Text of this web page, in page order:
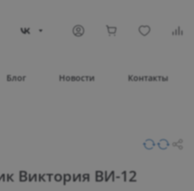
Блог Новости Контакты
Виктория ВИ-12